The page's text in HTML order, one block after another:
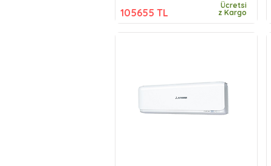
105655 TL
Ücretsi
z Kargo